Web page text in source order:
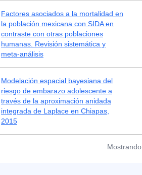
Factores asociados a la mortalidad en
la población mexicana con SIDA en
contraste con otras poblaciones
humanas. Revisión sistemática y
meta-análisis
Modelación espacial bayesiana del
riesgo de embarazo adolescente a
través de la aproximación anidada
integrada de Laplace en Chiapas,
2015
Mostrando